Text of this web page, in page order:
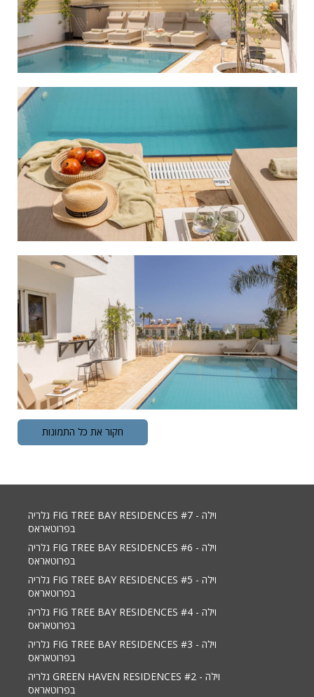
חקור את כל התמונות
גלריה FIG TREE BAY RESIDENCES #7 - וילה
בפרוטאראס
גלריה FIG TREE BAY RESIDENCES #6 - וילה
בפרוטאראס
גלריה FIG TREE BAY RESIDENCES #5 - וילה
בפרוטאראס
גלריה FIG TREE BAY RESIDENCES #4 - וילה
בפרוטאראס
גלריה FIG TREE BAY RESIDENCES #3 - וילה
בפרוטאראס
גלריה GREEN HAVEN RESIDENCES #2 - וילה
בפרוטאראס